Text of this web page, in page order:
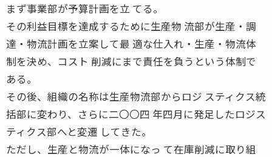
まず事業部が予算計画を立 てる。
その利益目標を達成するために生産物 流部が生産・調
達・物流計画を立案して最 適な仕入れ・生産・物流体
制を決め、コスト 削減にまで責任を負うという体制で
ある。
その後、組織の名称は生産物流部からロジ スティクス統
括部に変わり、さらに二〇〇四 年四月に発足したロジス
ティクス部へと変遷 してきた。
ただし、生産と物流が一体になっ て在庫削減に取り組